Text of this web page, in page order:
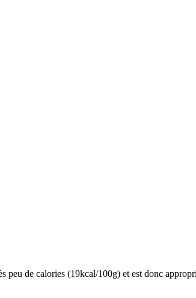
peu de calories (19kcal/100g) et est donc